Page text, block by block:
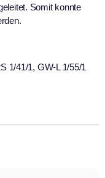
Somit konnte
1/41/1, GW-L 1/55/1